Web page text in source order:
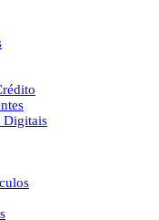
Digitais